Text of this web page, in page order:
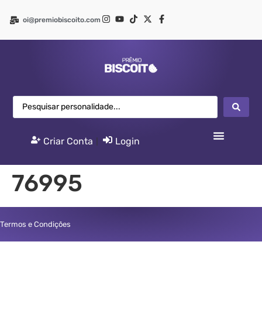
oi@premiobiscoito.com
Criar Conta Login
76995
Termos e Condições